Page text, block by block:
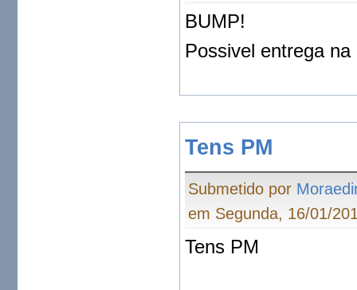
BUMP!
Possivel entrega
Tens PM
Submetido por
em Segunda, 16/01/
Tens PM